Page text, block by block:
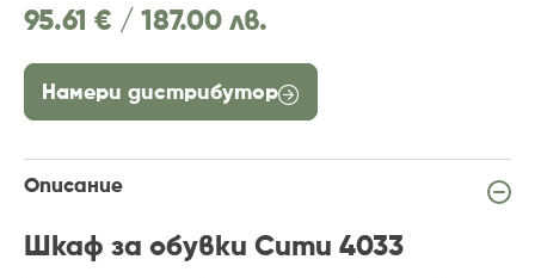
95.61 € / 187.00 лв.
Намери дистрибутор
Описание
Шкаф за обувки Сити 4033